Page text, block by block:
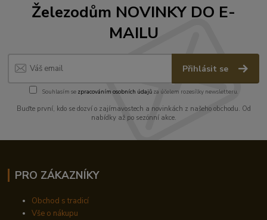
Železodům NOVINKY DO E-
MAILU
Přihlásit se
Souhlasím se zpracováním osobních údajůza účelem rozesílky newsletteru.
Buďte první, kdo se dozví o zajímavostech a novinkách z našeho obchodu. Od
nabídky až po sezónní akce.
PRO ZÁKAZNÍKY
Obchod s tradicí
Vše o nákupu